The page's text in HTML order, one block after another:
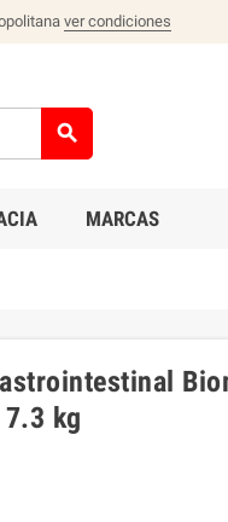
ver condiciones
search
MARCAS
kg